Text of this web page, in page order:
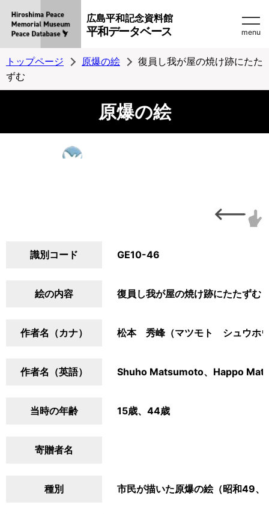
広島平和記念資料館
平和データベース menu
トップページ 原爆の絵
復員し我が屋の焼け跡にたた
ずむ
原爆の絵
識別コード GE10-46
絵の内容 復員し我が屋の焼け跡にたたずむ
作者名（カナ） 松本 秀峰（マツモト シュウホ
作者名（英語） Shuho Matsumoto、Happo
当時の年齢 15歳、44歳
寄贈者名
種別 市民が描いた原爆の絵（昭和49、